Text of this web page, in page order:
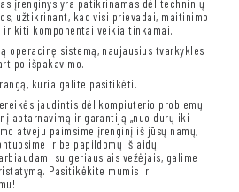
užtikrinant, kad visi prievadai, maitinimo
ir kiti komponentai veikia tinkamai.
sistemą, naujausius tvarkykles
po išpakavimo.
kuria galite pasitikėti.
jaudintis dėl kompiuterio problemų!
aptarnavimą ir garantiją „nuo durų iki
atveju paimsime įrenginį iš jūsų namų,
ir be papildomų išlaidų
su geriausiais vežėjais, galime
Pasitikėkite mumis ir